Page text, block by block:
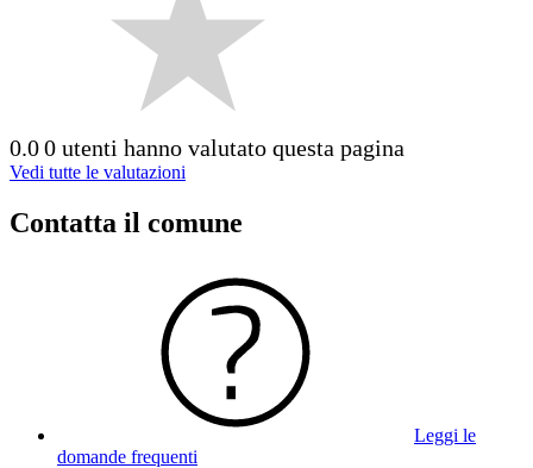
0.00 utenti hanno valutato questa pagina
Vedi tutte le valutazioni
Contatta il comune
Leggi le
domande frequenti